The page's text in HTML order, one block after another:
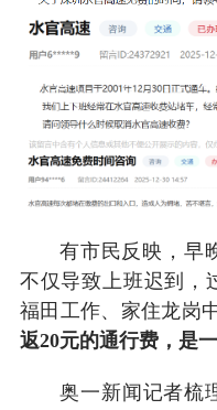
有市民反映，早
不仅导致上班迟到，
福田工作、家住龙岗
返20元的通行费，是
奥一新闻记者梳